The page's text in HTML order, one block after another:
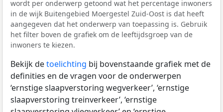
wordt per onderwerp getoond wat het percentage inwoners
in de wijk Buitengebied Moergestel Zuid-Oost is dat heeft
aangegeven dat het onderwerp van toepassing is. Gebruik
het filter boven de grafiek om de leeftijdsgroep van de
inwoners te kiezen.
Bekijk detoelichting bij bovenstaande grafiek met de
definities en de vragen voor de onderwerpen
‘ernstige slaapverstoring wegverkeer’, ‘ernstige
slaapverstoring treinverkeer’, ‘ernstige